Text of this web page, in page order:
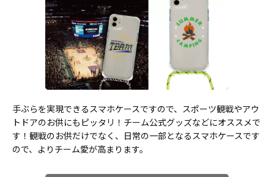
手ぶらを実現できるスマホケースですので、スポーツ観戦やアウ
トドアのお供にもピッタリ！チーム公式グッズなどにオススメで
す！観戦のお供だけでなく、日常の一部となるスマホケースです
ので、よりチーム愛が高まります。